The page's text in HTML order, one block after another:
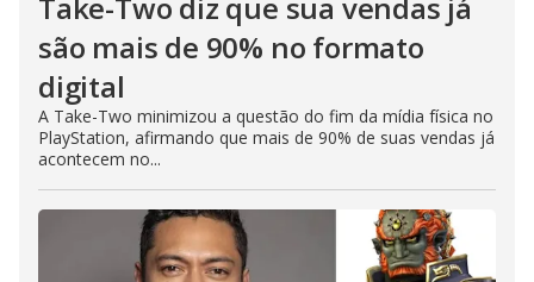
são mais de 90% no formato
digital
A Take-Two minimizou a questão do fim da mídia física no
PlayStation, afirmando que mais de 90% de suas vendas já
acontecem no...